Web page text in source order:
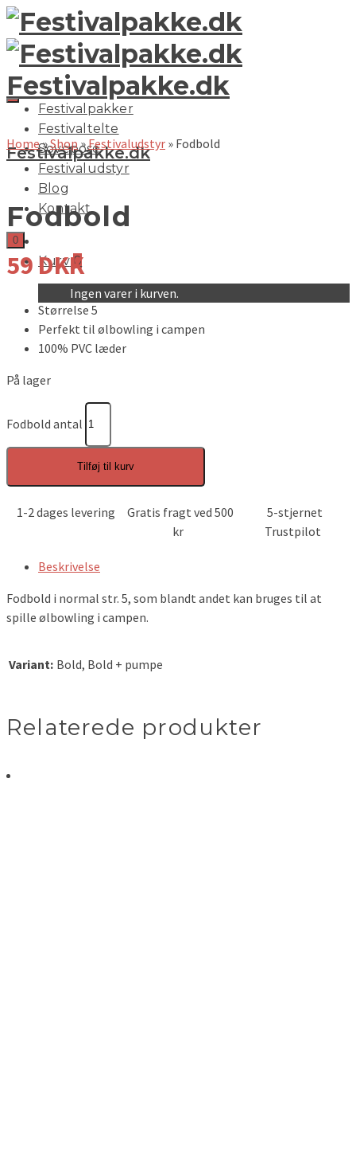
Festivalpakke.dk
Festivalpakker
Festivaltelte
Sovepose
Festivaludstyr
Blog
Kontakt
Kurv 0
Ingen varer i kurven.
Festivalpakke.dk
0
Home»Shop»Festivaludstyr » Fodbold
Fodbold
59DKK
Størrelse 5
Perfekt til ølbowling i campen
100% PVC læder
På lager
Fodbold antal
Tilføj til kurv
1-2 dages levering
Gratis fragt ved 500
kr
5-stjernet
Trustpilot
Beskrivelse
Fodbold i normal str. 5, som blandt andet kan bruges til at
spille ølbowling i campen.
Variant: Bold, Bold + pumpe
Relaterede produkter